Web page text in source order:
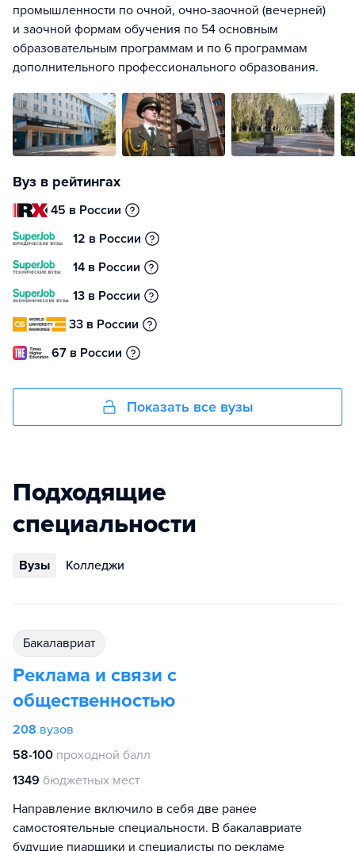
промышленности по очной, очно-заочной (вечерней)
и заочной формам обучения по 54 основным
образовательным программам и по 6 программам
дополнительного профессионального образования.
Вуз в рейтингах
45 в России
12 в России
14 в России
13 в России
33 в России
67 в России
Показать все вузы
Подходящие
специальности
Вузы Колледжи
бакалавриат
Реклама и связи с
общественностью
208 вузов
58-100 проходной балл
1349 бюджетных мест
Направление включило в себя две ранее
самостоятельные специальности. В бакалавриате
будущие пиарщики и специалисты по рекламе